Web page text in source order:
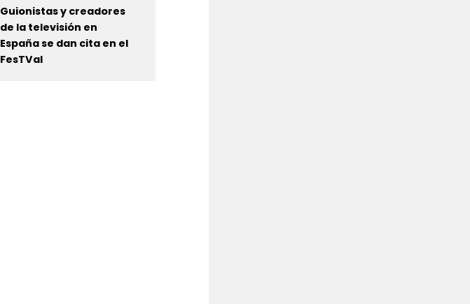
Guionistas y creadores
de la televisión en
España se dan cita en el
FesTVal